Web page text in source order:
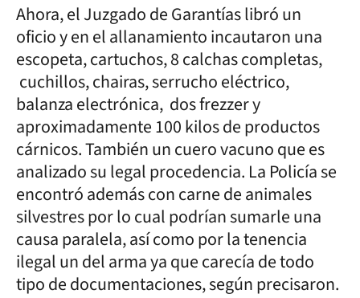
Ahora, el Juzgado de Garantías libró un
oficio y en el allanamiento incautaron una
escopeta, cartuchos, 8 calchas completas,
cuchillos, chairas, serrucho eléctrico,
balanza electrónica, dos frezzer y
aproximadamente 100 kilos de productos
cárnicos. También un cuero vacuno que es
analizado su legal procedencia. La Policía se
encontró además con carne de animales
silvestres por lo cual podrían sumarle una
causa paralela, así como por la tenencia
ilegal un del arma ya que carecía de todo
tipo de documentaciones, según precisaron.